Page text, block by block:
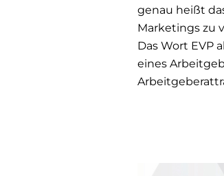
genau heißt
Marketings zu
Das Wort EVP
eines